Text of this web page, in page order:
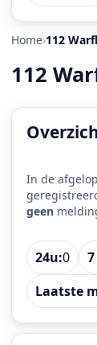
Home 112
112
In de
geen
24u:0
Laatste